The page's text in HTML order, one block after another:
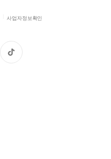
사업자정보확인
틱
톡